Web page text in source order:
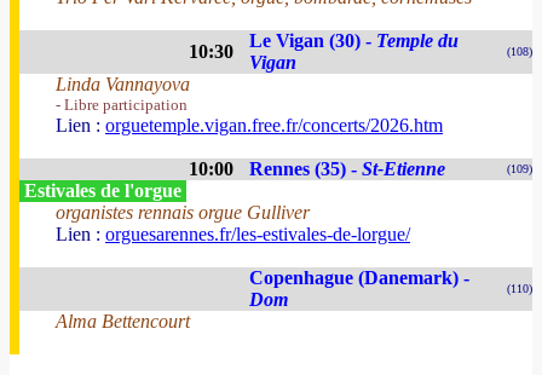
10:30
Le Vigan (30) - Temple du
Vigan
(108)
Linda Vannayova
- Libre participation
Lien : orguetemple.vigan.free.fr/concerts/2026.htm
10:00 Rennes (35) - St-Etienne (109)
Estivales de l'orgue
organistes rennais orgue Gulliver
Lien : orguesarennes.fr/les-estivales-de-lorgue/
Copenhague (Danemark) -
Dom
(110)
Alma Bettencourt